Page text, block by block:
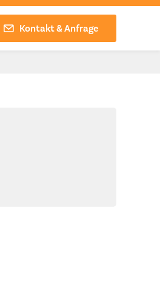
Kontakt & Anfrage